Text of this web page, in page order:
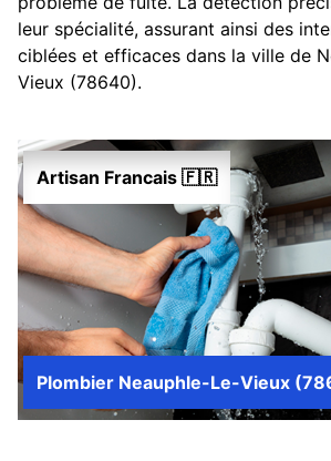
leur spécialité, assurant ainsi des
ciblées et efficaces dans la ville de
Vieux (78640).
Artisan Francais 🇫🇷
Plombier Neauphle-Le-Vieux